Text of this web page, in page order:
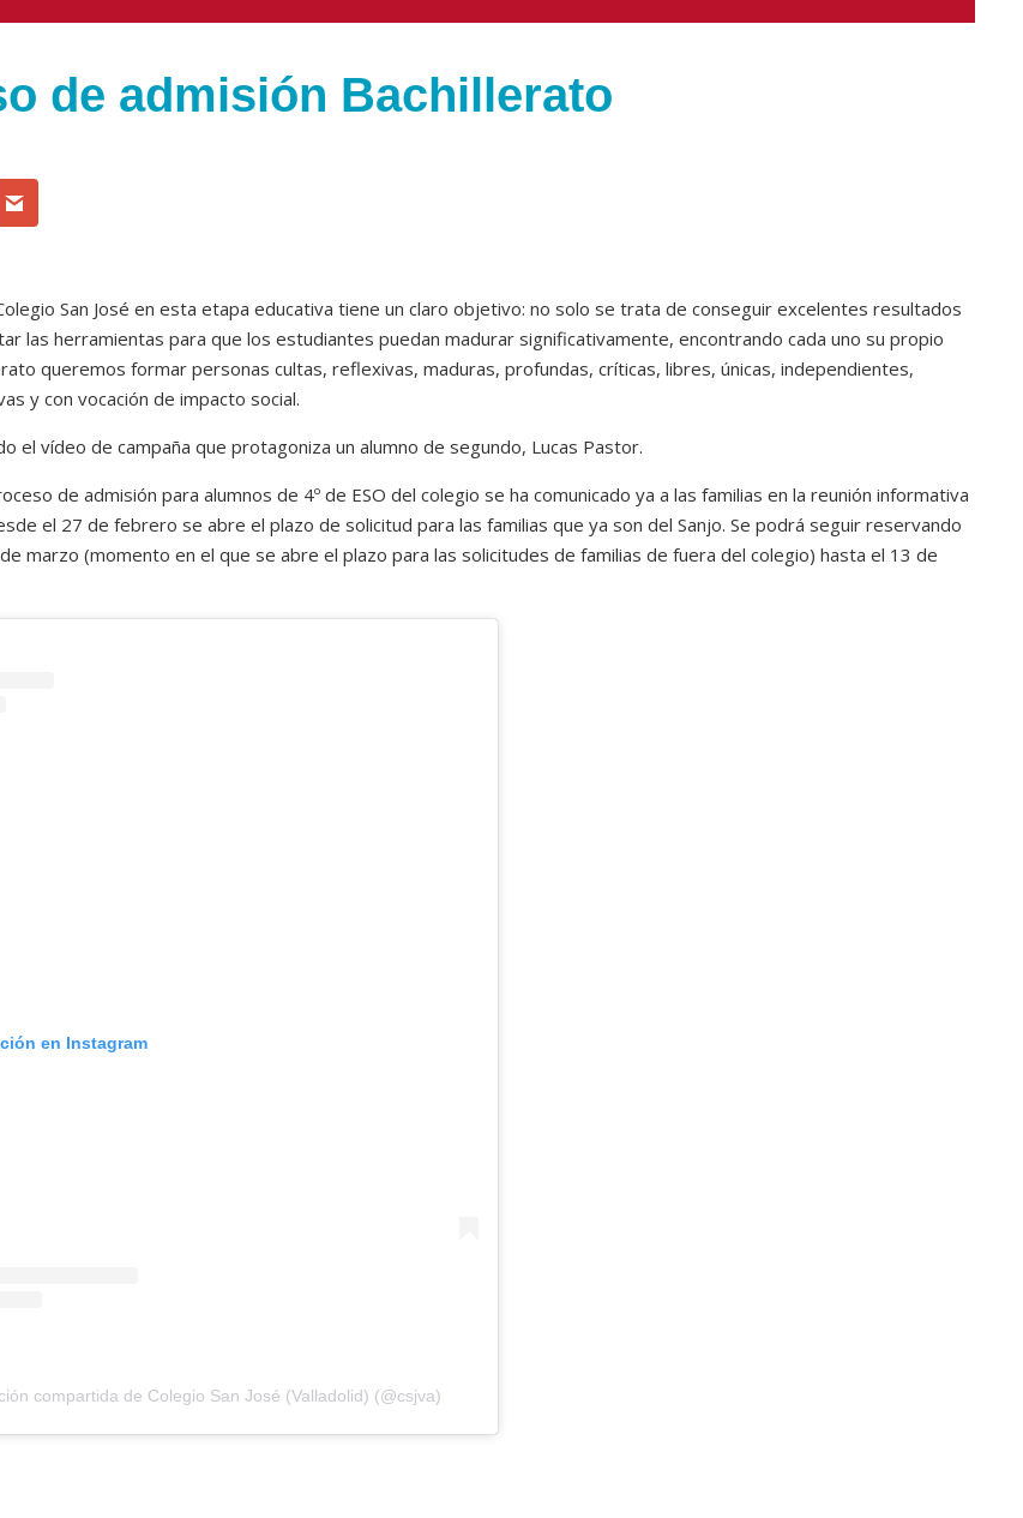
de admisión Bachillerato
San José en esta etapa educativa tiene un claro objetivo: no solo se trata de conseguir excelentes resultados
las herramientas para que los estudiantes puedan madurar significativamente, encontrando cada uno su propio
queremos formar personas cultas, reflexivas, maduras, profundas, críticas, libres, únicas, independientes,
y con vocación de impacto social.
el vídeo de campaña que protagoniza un alumno de segundo, Lucas Pastor.
de admisión para alumnos de 4º de ESO del colegio se ha comunicado ya a las familias en la reunión informativa
el 27 de febrero se abre el plazo de solicitud para las familias que ya son del Sanjo. Se podrá seguir reservando
marzo (momento en el que se abre el plazo para las solicitudes de familias de fuera del colegio) hasta el 13 de
en Instagram
compartida de Colegio San José (Valladolid) (@csjva)